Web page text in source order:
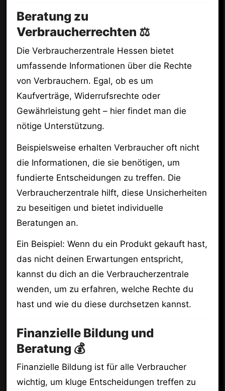
Beratung zu
Verbraucherrechten ⚖️
Die Verbraucherzentrale Hessen bietet
umfassende Informationen über die Rechte
von Verbrauchern. Egal, ob es um
Kaufverträge, Widerrufsrechte oder
Gewährleistung geht – hier findet man die
nötige Unterstützung.
Beispielsweise erhalten Verbraucher oft nicht
die Informationen, die sie benötigen, um
fundierte Entscheidungen zu treffen. Die
Verbraucherzentrale hilft, diese Unsicherheiten
zu beseitigen und bietet individuelle
Beratungen an.
Ein Beispiel: Wenn du ein Produkt gekauft hast,
das nicht deinen Erwartungen entspricht,
kannst du dich an die Verbraucherzentrale
wenden, um zu erfahren, welche Rechte du
hast und wie du diese durchsetzen kannst.
Finanzielle Bildung und
Beratung 💰
Finanzielle Bildung ist für alle Verbraucher
wichtig, um kluge Entscheidungen treffen zu